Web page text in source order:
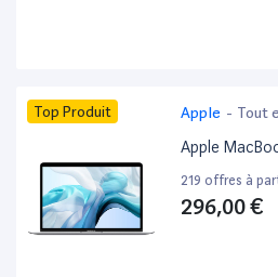
Top Produit Apple - Tout
Apple
219 offres à
296,00 €